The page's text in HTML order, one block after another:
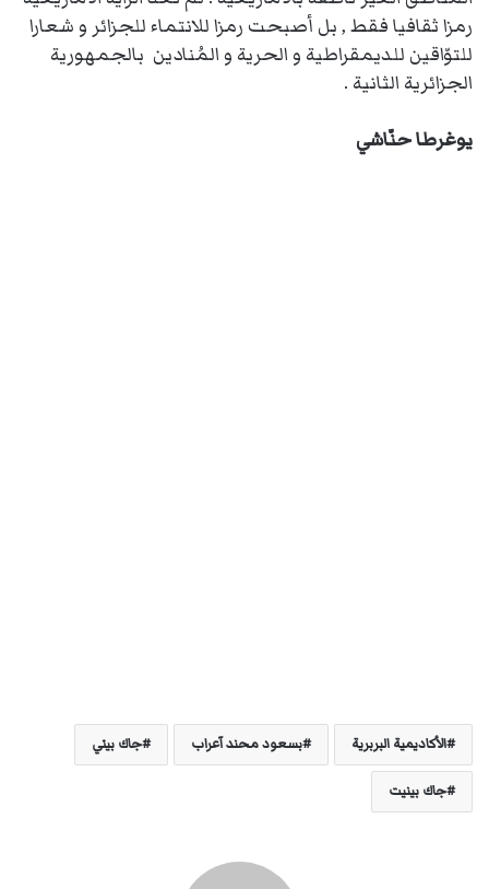
رمزا ثقافيا فقط , بل أصبحت رمزا للانتماء للجزائر و شعارا
للتوّاقين للديمقراطية و الحرية و المُنادين بالجمهورية
الجزائرية الثانية .
يوغرطا حنّاشي
الأكاديمية البربرية بسعود محند آعراب جاك بيني
جاك بينيت